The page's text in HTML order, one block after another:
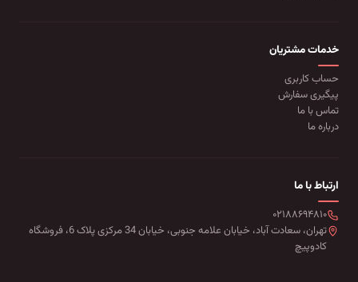
خدمات مشتریان
حساب کاربری
پیگیری سفارش
تماس با ما
درباره ما
ارتباط با ما
۰۲۱۸۸۶۹۴۸۱۰
تهران، سعادت آباد، خیابان علامه جنوبی، خیابان 34 مرکزی پلاک 6، فروشگاه
کادوپیچ